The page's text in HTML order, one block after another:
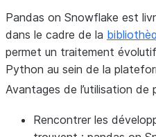
Pandas on Snowflake est
dans le cadre de la
permet un traitement
Python au sein de la
Avantages de l’utilisation de
Rencontrer les